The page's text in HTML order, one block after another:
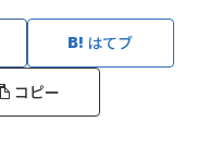
はてブ
コピー